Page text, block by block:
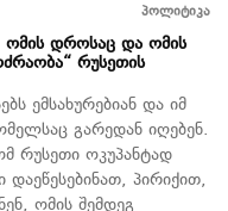
პოლიტიკა
დროსაც და ომის
რუსეთის
ემსახურებიან და იმ
გარედან იღებენ.
რუსეთი ოკუპანტად
დაეწესებინათ, პირიქით,
ომის შემდეგ